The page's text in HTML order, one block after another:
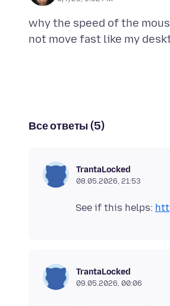
why the speed of the
Все ответы (5)
TrantaLocked
08.05.2026, 21:53
See if this helps:
TrantaLocked
09.05.2026, 00:06